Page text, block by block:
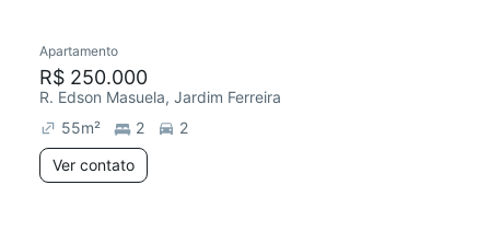
Redecorar
Apartamento
R$ 250.000
R. Edson Masuela, Jardim Ferreira
55m² 2
2
Ver contato